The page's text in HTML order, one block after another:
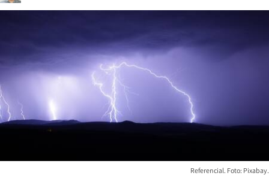
Referencial. Foto: Pixabay.